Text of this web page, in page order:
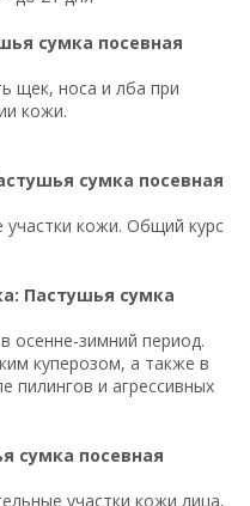
сумка посевная
щек, носа и лба при
кожи.
сумка посевная
участки кожи. Общий курс
Пастушья сумка
осенне-зимний период.
куперозом, а также в
пилингов и агрессивных
сумка посевная
участки кожи лица,